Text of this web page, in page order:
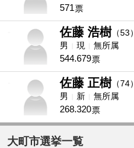
571票
佐藤 浩樹（53）
男
現 無所属
544.679票
佐藤 正樹（74）
男
新 無所属
268.320票
大町市選挙一覧